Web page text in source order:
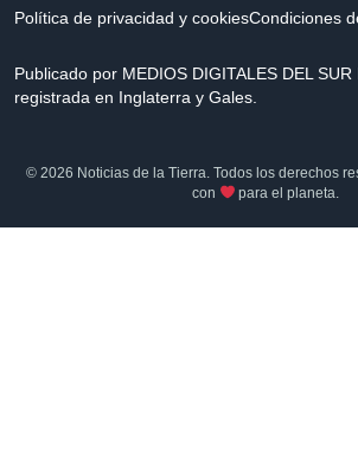
Política de privacidad y cookiesCondiciones
Publicado por MEDIOS DIGITALES DEL SUR
registrada en Inglaterra y Gales.
© 2026 Noticias de la Tierra. Todos los derechos
con
para el planeta.